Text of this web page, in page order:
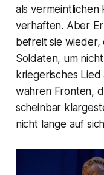
als
verhaften. Aber
befreit sie
Soldaten, um
kriegerisches
wahren Fronten,
scheinbar
nicht lange auf